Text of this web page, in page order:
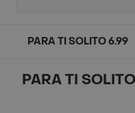
PARA TI SOLITO 6.99
PARA TI